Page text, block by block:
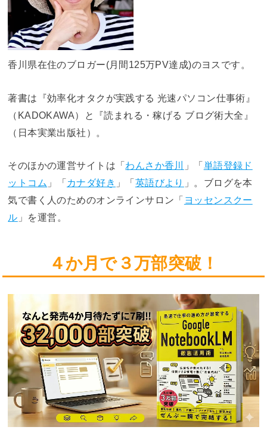
香川県在住のブロガー(月間125万PV達成)のヨスです。
著書は『効率化オタクが実践する 光速パソコン仕事術』
（KADOKAWA）と『読まれる・稼げる ブログ術大全』
（日本実業出版社）。
そのほかの運営サイトは「わんさか香川 」「単語登録ド
ットコム 」「カナダ好き 」「英語びより
」。ブログを本
気で書く人のためのオンラインサロン「 ヨッセンスクー
ル 」を運営。
４か月で３万部突破！